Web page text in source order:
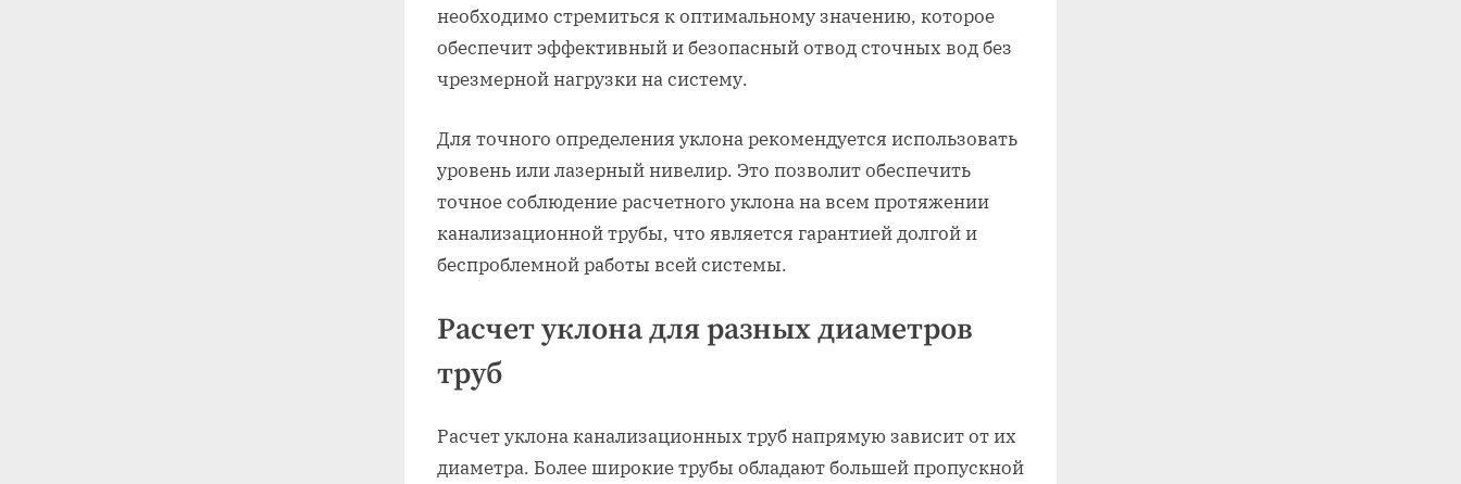
необходимо стремиться к оптимальному значению, которое
обеспечит эффективный и безопасный отвод сточных вод без
чрезмерной нагрузки на систему.
Для точного определения уклона рекомендуется использовать
уровень или лазерный нивелир. Это позволит обеспечить
точное соблюдение расчетного уклона на всем протяжении
канализационной трубы, что является гарантией долгой и
беспроблемной работы всей системы.
Расчет уклона для разных диаметров
труб
Расчет уклона канализационных труб напрямую зависит от их
диаметра. Более широкие трубы обладают большей пропускной